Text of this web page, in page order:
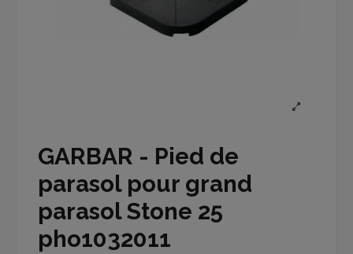
GARBAR - Pied de
parasol pour grand
parasol Stone 25
pho1032011